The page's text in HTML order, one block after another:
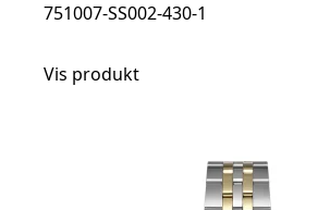
751007-SS002-430-1
Vis produkt